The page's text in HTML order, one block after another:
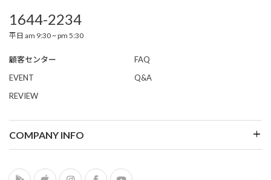
1644-2234
平日 am 9:30 ~ pm 5:30
顧客センター
FAQ
EVENT
Q&A
REVIEW
COMPANY INFO